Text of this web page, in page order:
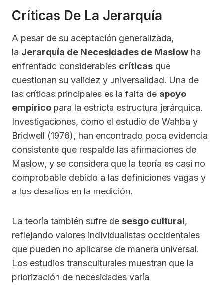
Críticas De La Jerarquía
A pesar de su aceptación generalizada,
la Jerarquía de Necesidades de Maslow ha
enfrentado considerables críticas que
cuestionan su validez y universalidad. Una de
las críticas principales es la falta de apoyo
empírico para la estricta estructura jerárquica.
Investigaciones, como el estudio de Wahba y
Bridwell (1976), han encontrado poca evidencia
consistente que respalde las afirmaciones de
Maslow, y se considera que la teoría es casi no
comprobable debido a las definiciones vagas y
a los desafíos en la medición.
La teoría también sufre de sesgo cultural,
reflejando valores individualistas occidentales
que pueden no aplicarse de manera universal.
Los estudios transculturales muestran que la
priorización de necesidades varía